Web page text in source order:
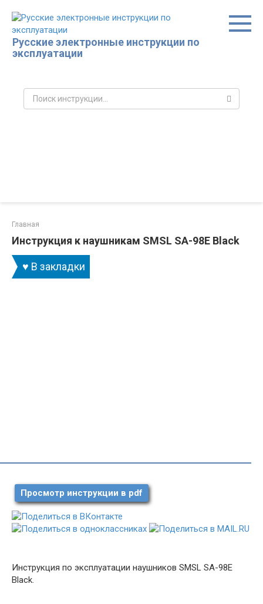
контенту
Русские электронные инструкции по
эксплуатации
Поиск:
Главная
Инструкция к наушникам SMSL SA-98E Black
♥ В закладки
Просмотр инструкции в pdf
Инструкция по эксплуатации наушников SMSL SA-98E
Black.